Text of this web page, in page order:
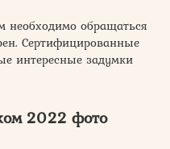
необходимо обращаться
Сертифицированные
интересные задумки
2022 фото